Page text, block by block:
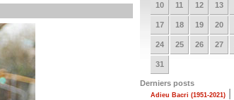
10 11 12 13
17 18 19 20
24 25 26 27
31
Derniers posts
Adieu Bacri (1951-2021)